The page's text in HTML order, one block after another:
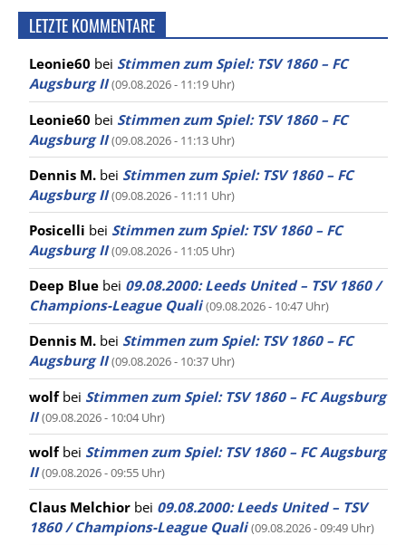
LETZTE KOMMENTARE
Leonie60 bei Stimmen zum Spiel: TSV 1860 – FC
Augsburg II (09.08.2026 - 11:19 Uhr)
Leonie60 bei Stimmen zum Spiel: TSV 1860 – FC
Augsburg II (09.08.2026 - 11:13 Uhr)
Dennis M. bei Stimmen zum Spiel: TSV 1860 – FC
Augsburg II (09.08.2026 - 11:11 Uhr)
Posicelli bei Stimmen zum Spiel: TSV 1860 – FC
Augsburg II (09.08.2026 - 11:05 Uhr)
Deep Blue bei 09.08.2000: Leeds United – TSV 1860 /
Champions-League Quali (09.08.2026 - 10:47 Uhr)
Dennis M. bei Stimmen zum Spiel: TSV 1860 – FC
Augsburg II (09.08.2026 - 10:37 Uhr)
wolfbei Stimmen zum Spiel: TSV 1860 – FC Augsburg
II (09.08.2026 - 10:04 Uhr)
wolfbei Stimmen zum Spiel: TSV 1860 – FC Augsburg
II (09.08.2026 - 09:55 Uhr)
Claus Melchior bei 09.08.2000: Leeds United – TSV
1860 / Champions-League Quali (09.08.2026 - 09:49 Uhr)